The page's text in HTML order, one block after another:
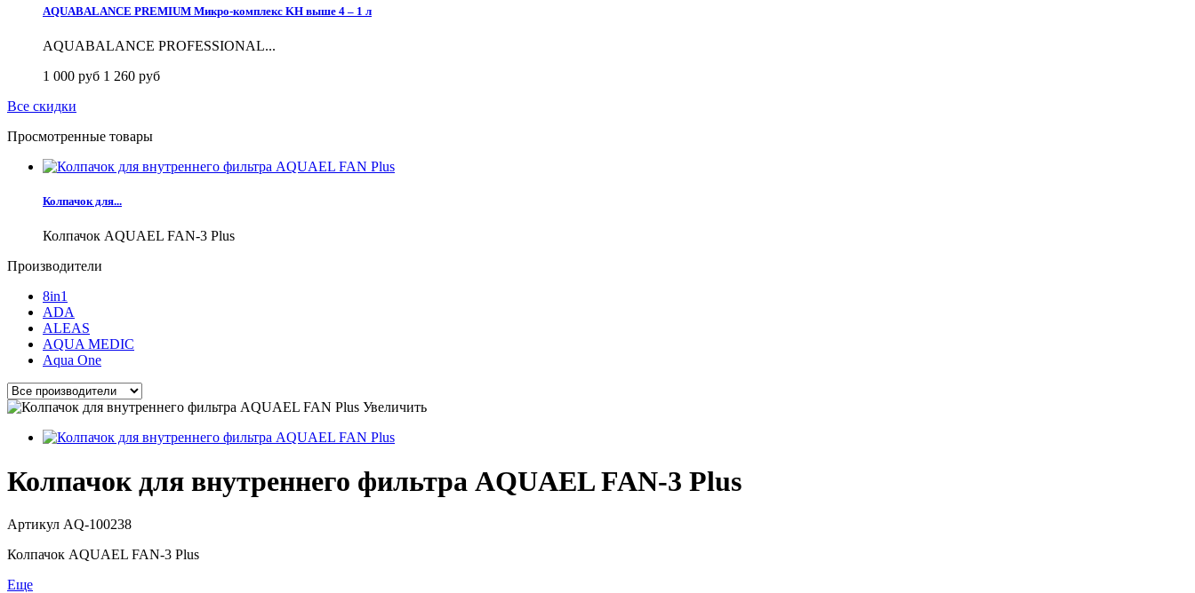
AQUABALANCE PREMIUM Микро-комплекс KH выше 4 – 1 л
AQUABALANCE PROFESSIONAL...
1 000 руб 1 260 руб
Все скидки
Просмотренные товары
Колпачок для...
Колпачок AQUAEL FAN-3 Plus
Производители
8in1
ADA
ALEAS
AQUA MEDIC
Aqua One
Увеличить
Колпачок для внутреннего фильтра AQUAEL FAN-3 Plus
Артикул AQ-100238
Колпачок AQUAEL FAN-3 Plus
Еще